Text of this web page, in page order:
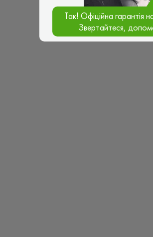
Так! Офіційна гарантія
Звертайтеся,